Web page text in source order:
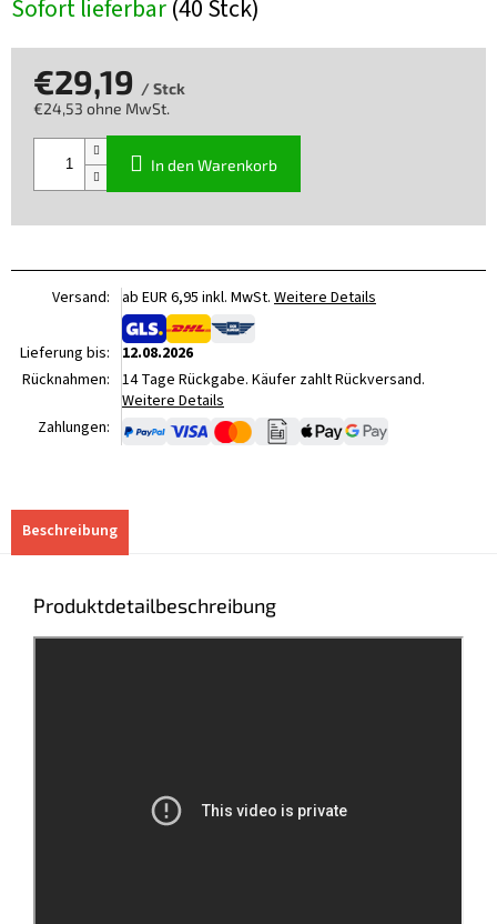
Sofort lieferbar(40 Stck)
€29,19 / Stck
€24,53 ohne MwSt.
In den Warenkorb
Versand: ab EUR 6,95 inkl. MwSt. Weitere Details
Lieferung bis:
12.08.2026
Rücknahmen: 14 Tage Rückgabe. Käufer zahlt Rückversand.
Weitere Details
Zahlungen:
Beschreibung
Produktdetailbeschreibung